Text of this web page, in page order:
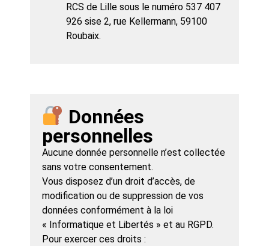
RCS de Lille sous le numéro 537 407
926 sise 2, rue Kellermann, 59100
Roubaix.
Données
personnelles
Aucune donnée personnelle n’est collectée
sans votre consentement.
Vous disposez d’un droit d’accès, de
modification ou de suppression de vos
données conformément à la loi
« Informatique et Libertés » et au RGPD.
Pour exercer ces droits :